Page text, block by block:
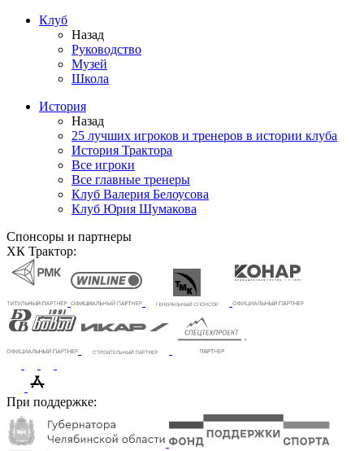
Клуб
Назад
Руководство
Музей
Школа
История
Назад
25 лучших игроков и тренеров в истории клуба
История Трактора
Все игроки
Все главные тренеры
Клуб Валерия Белоусова
Клуб Юрия Шумакова
Спонсоры и партнеры
ХК Трактор:
При поддержке: